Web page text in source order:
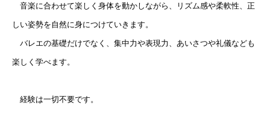
音楽に合わせて楽しく身体を動かしながら、リズム感や柔軟性、正
しい姿勢を自然に身につけていきます。
バレエの基礎だけでなく、集中力や表現力、あいさつや礼儀なども
楽しく学べます。
経験は一切不要です。